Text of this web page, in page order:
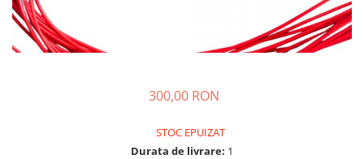
➔ Jinpeng/AMR
➔ RDB
➔ Ruris
300,00 RON
STOC EPUIZAT
Durata de livrare: 1